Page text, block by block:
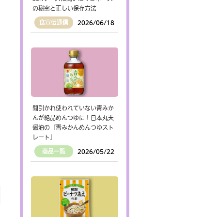
の秘密と正しい保存方法
食宣伝通信 2026/06/18
間引かれ使われていない青みか
んが絶品めんつゆに！日本丸天
醤油の『青みかんめんつゆスト
レート』
商品一覧 2026/05/22